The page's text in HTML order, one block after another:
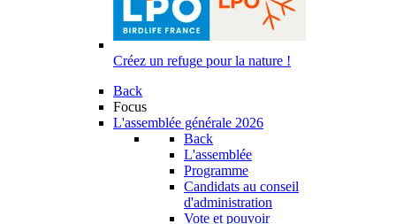
Créez un refuge pour la nature !
Back
Focus
L'assemblée générale 2026
Back
L'assemblée
Programme
Candidats au conseil
d'administration
Vote et pouvoir